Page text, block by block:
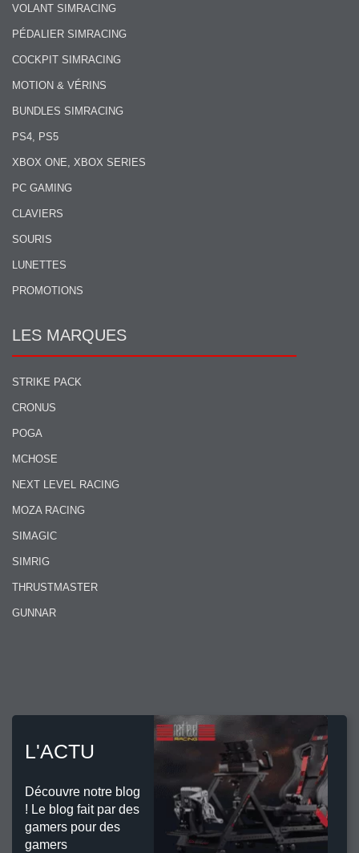
VOLANT SIMRACING
PÉDALIER SIMRACING
COCKPIT SIMRACING
MOTION & VÉRINS
BUNDLES SIMRACING
PS4, PS5
XBOX ONE, XBOX SERIES
PC GAMING
CLAVIERS
SOURIS
LUNETTES
PROMOTIONS
LES MARQUES
STRIKE PACK
CRONUS
POGA
MCHOSE
NEXT LEVEL RACING
MOZA RACING
SIMAGIC
SIMRIG
THRUSTMASTER
GUNNAR
L'ACTU
Découvre notre blog
! Le blog fait par des
gamers pour des
gamers